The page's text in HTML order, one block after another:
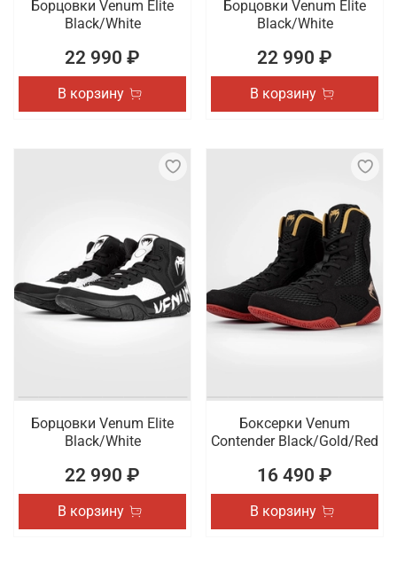
Борцовки Venum Elite
Black/White
22 990 ₽
В корзину
Борцовки Venum Elite
Black/White
22 990 ₽
В корзину
Борцовки Venum Elite
Black/White
22 990 ₽
В корзину
Боксерки Venum
Contender Black/Gold/Red
16 490 ₽
В корзину